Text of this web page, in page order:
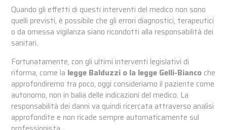
Quando gli effetti di questi interventi del medico non sono
quelli previsti, è possibile che gli errori diagnostici, terapeutici
o da omessa vigilanza siano ricondotti alla responsabilità dei
sanitari.
Fortunatamente, con gli ultimi interventi legislativi di
riforma, come la legge Balduzzi o la legge Gelli-Bianco che
approfondiremo tra poco, oggi consideriamo il paziente come
autonomo, non in balia delle indicazioni del medico. La
responsabilità dei danni va quindi ricercata attraverso analisi
approfondite e non ricade sempre automaticamente sul